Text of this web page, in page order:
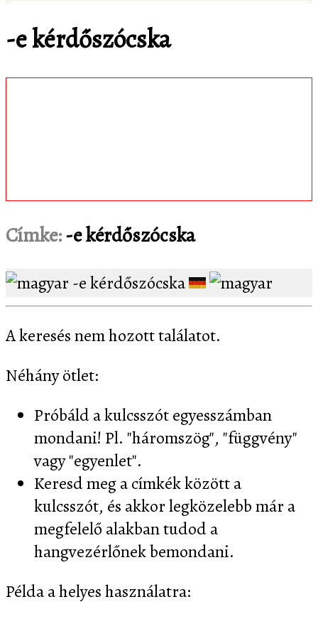
-e kérdőszócska
Címke:-e kérdőszócska
-e kérdőszócska
A keresés nem hozott találatot.
Néhány ötlet:
Próbáld a kulcsszót egyesszámban
mondani! Pl. "háromszög", "függvény"
vagy "egyenlet".
Keresd meg a címkék között a
kulcsszót, és akkor legközelebb már a
megfelelő alakban tudod a
hangvezérlőnek bemondani.
Példa a helyes használatra: